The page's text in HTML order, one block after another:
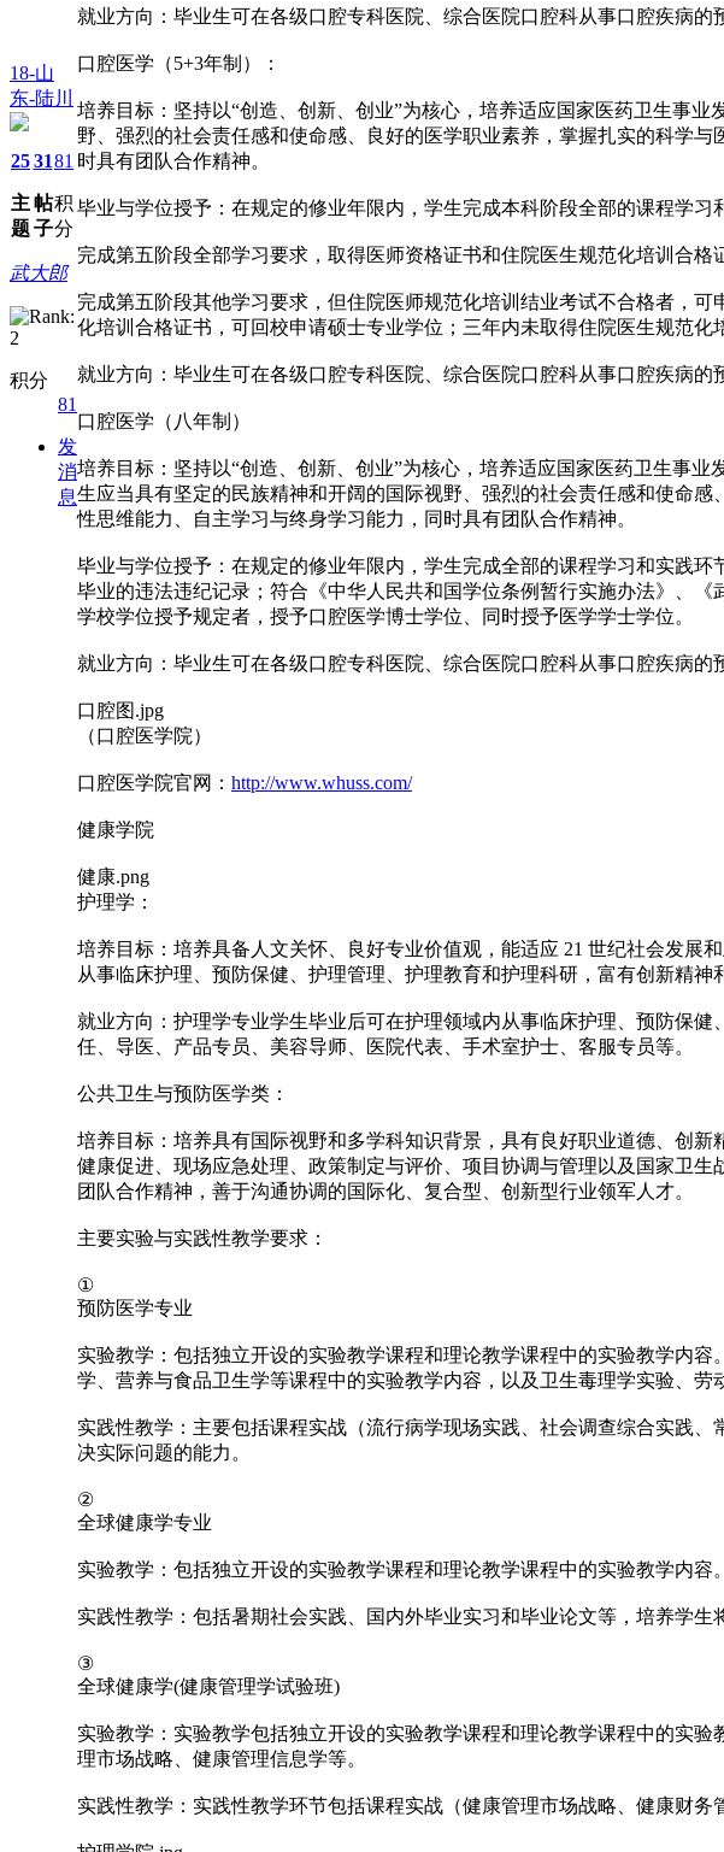
18-山
东-陆川
25
主
题
31
帖
子
81
积
分
武大郎
积分
81
发
消
息
就业方向：毕业生可在各级口腔专科医院、综合医院口腔科从事口腔疾病的
口腔医学（5+3年制）：
培养目标：坚持以“创造、创新、创业”为核心，培养适应国家医药卫生事
野、强烈的社会责任感和使命感、良好的医学职业素养，掌握扎实的科学
时具有团队合作精神。
毕业与学位授予：在规定的修业年限内，学生完成本科阶段全部的课程学
完成第五阶段全部学习要求，取得医师资格证书和住院医生规范化培训合
完成第五阶段其他学习要求，但住院医师规范化培训结业考试不合格者，
化培训合格证书，可回校申请硕士专业学位；三年内未取得住院医生规范化
就业方向：毕业生可在各级口腔专科医院、综合医院口腔科从事口腔疾病
口腔医学（八年制）
培养目标：坚持以“创造、创新、创业”为核心，培养适应国家医药卫生事
生应当具有坚定的民族精神和开阔的国际视野、强烈的社会责任感和使命
性思维能力、自主学习与终身学习能力，同时具有团队合作精神。
毕业与学位授予：在规定的修业年限内，学生完成全部的课程学习和实践
毕业的违法违纪记录；符合《中华人民共和国学位条例暂行实施办法》、
学校学位授予规定者，授予口腔医学博士学位、同时授予医学学士学位。
就业方向：毕业生可在各级口腔专科医院、综合医院口腔科从事口腔疾病
口腔图.jpg
（口腔医学院）
口腔医学院官网： http://www.whuss.com/
健康学院
健康.png
护理学：
培养目标：培养具备人文关怀、良好专业价值观，能适应 21 世纪社会发展
从事临床护理、预防保健、护理管理、护理教育和护理科研，富有创新精神
就业方向：护理学专业学生毕业后可在护理领域内从事临床护理、预防保
任、导医、产品专员、美容导师、医院代表、手术室护士、客服专员等。
公共卫生与预防医学类：
培养目标：培养具有国际视野和多学科知识背景，具有良好职业道德、创
健康促进、现场应急处理、政策制定与评价、项目协调与管理以及国家卫
团队合作精神，善于沟通协调的国际化、复合型、创新型行业领军人才。
主要实验与实践性教学要求：
①
预防医学专业
实验教学：包括独立开设的实验教学课程和理论教学课程中的实验教学内
学、营养与食品卫生学等课程中的实验教学内容，以及卫生毒理学实验、
实践性教学：主要包括课程实战（流行病学现场实践、社会调查综合实践
决实际问题的能力。
②
全球健康学专业
实验教学：包括独立开设的实验教学课程和理论教学课程中的实验教学内
实践性教学：包括暑期社会实践、国内外毕业实习和毕业论文等，培养学生
③
全球健康学(健康管理学试验班)
实验教学：实验教学包括独立开设的实验教学课程和理论教学课程中的实
理市场战略、健康管理信息学等。
实践性教学：实践性教学环节包括课程实战（健康管理市场战略、健康财